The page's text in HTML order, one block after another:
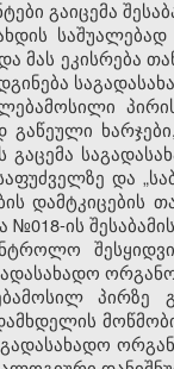
გაიცემა
მას ეკისრება
გაწეული
გაცემა
საფუძველზე და
დამტკიცების
ის
პირზე